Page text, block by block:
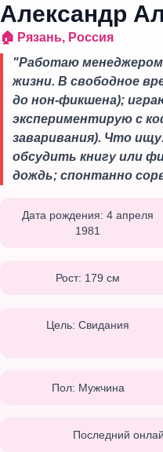
Александр
🏠 Рязань, Россия
"Работаю
жизни. В свободное
до нон‑фикшена);
экспериментирую с
заваривания). Что
обсудить книгу или
дождь; спонтанно
Дата рождения: 4 апреля
1981
Рост: 179 см
Цель: Свидания
Пол: Мужчина
Последний